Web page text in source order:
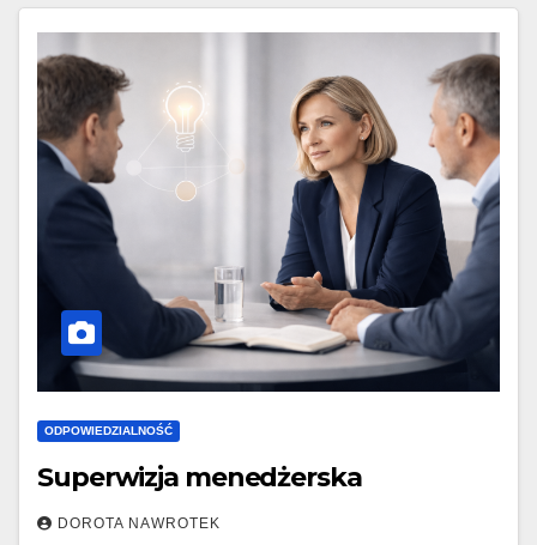
ODPOWIEDZIALNOŚĆ
Superwizja menedżerska
DOROTA NAWROTEK